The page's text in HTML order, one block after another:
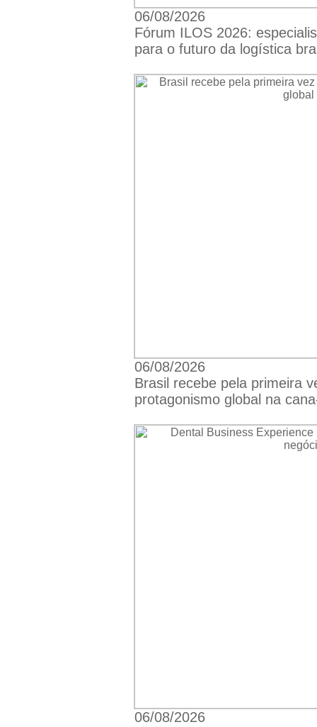
06/08/2026
Fórum ILOS 2026:
para o futuro da logística
06/08/2026
Brasil recebe pela primeira
protagonismo global na
06/08/2026